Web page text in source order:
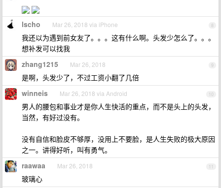
8
lscho Mar 26, 2018 via iPhone
我还以为遇到前女友了。。。这有什么啊。头发少怎么了。。。
想补发可以找我
9
zhang1215 Mar 26, 2018
是啊，头发少了，不过工资小翻了几倍
10
winneis Mar 26, 2018 via Android
男人的腰包和事业才是你人生快活的重点，而不是头上的头发，
当然，有好过没有。
没有自信和脸皮不够厚，没用上不要脸，是人生失败的极大原因
之一。讲得好听，叫有勇气。
11
raawaa Mar 26, 2018
玻璃心